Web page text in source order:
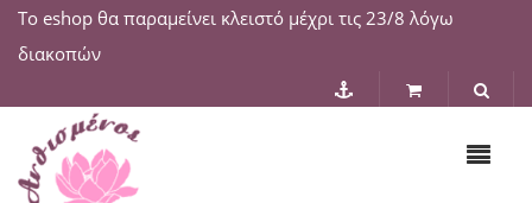
Το eshop θα παραμείνει κλειστό μέχρι τις 23/8 λόγω
διακοπών